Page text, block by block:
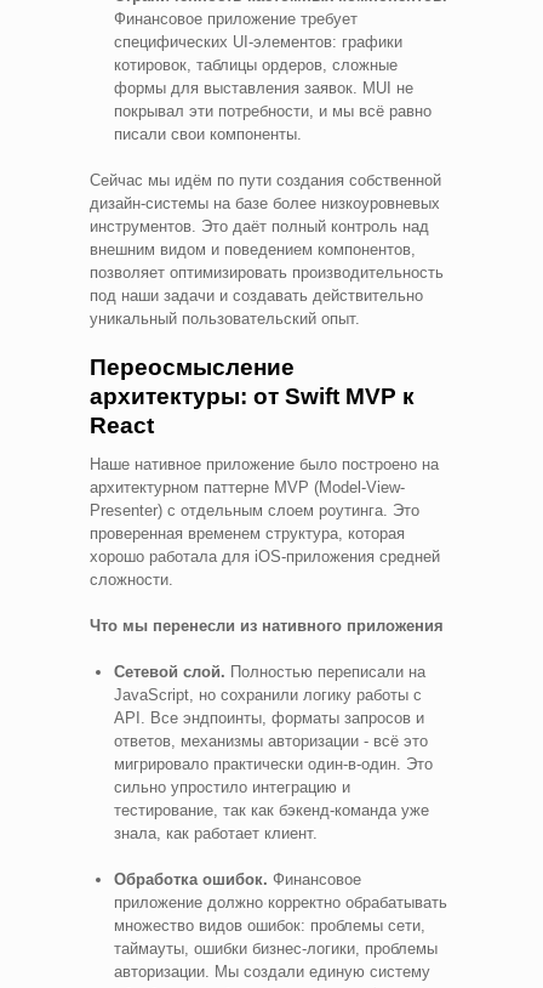
Финансовое приложение требует
специфических UI-элементов: графики
котировок, таблицы ордеров, сложные
формы для выставления заявок. MUI не
покрывал эти потребности, и мы всё равно
писали свои компоненты.
Сейчас мы идём по пути создания собственной
дизайн-системы на базе более низкоуровневых
инструментов. Это даёт полный контроль над
внешним видом и поведением компонентов,
позволяет оптимизировать производительность
под наши задачи и создавать действительно
уникальный пользовательский опыт.
Переосмысление
архитектуры: от Swift MVP к
React
Наше нативное приложение было построено на
архитектурном паттерне MVP (Model-View-
Presenter) с отдельным слоем роутинга. Это
проверенная временем структура, которая
хорошо работала для iOS-приложения средней
сложности.
Что мы перенесли из нативного приложения
Сетевой слой. Полностью переписали на
JavaScript, но сохранили логику работы с
API. Все эндпоинты, форматы запросов и
ответов, механизмы авторизации - всё это
мигрировало практически один-в-один. Это
сильно упростило интеграцию и
тестирование, так как бэкенд-команда уже
знала, как работает клиент.
Обработка ошибок. Финансовое
приложение должно корректно обрабатывать
множество видов ошибок: проблемы сети,
таймауты, ошибки бизнес-логики, проблемы
авторизации. Мы создали единую систему